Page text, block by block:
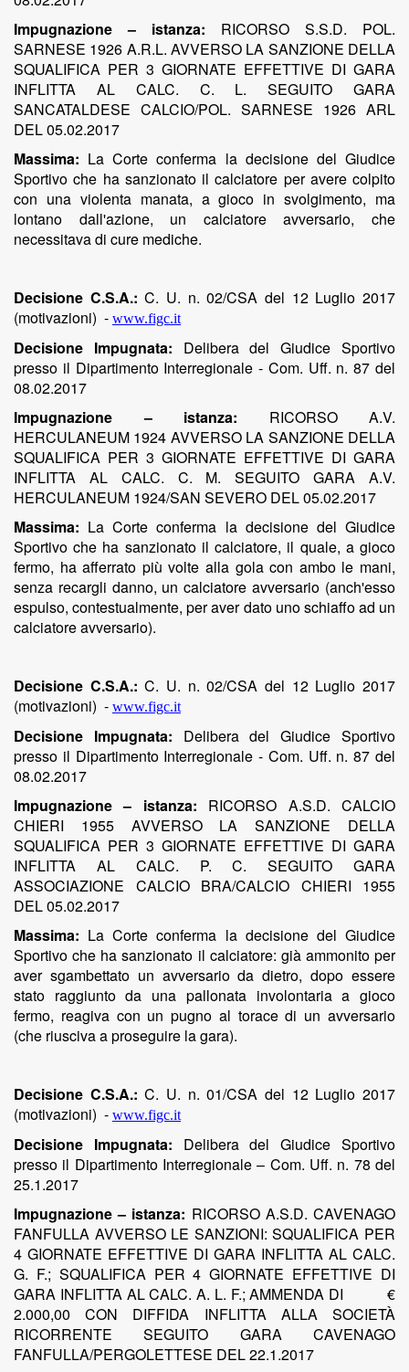
Impugnazione – istanza: RICORSO S.S.D. POL.
SARNESE 1926 A.R.L. AVVERSO LA SANZIONE DELLA
SQUALIFICA PER 3 GIORNATE EFFETTIVE DI GARA
INFLITTA AL CALC. C. L. SEGUITO GARA
SANCATALDESE CALCIO/POL. SARNESE 1926 ARL
DEL 05.02.2017
Massima: La Corte conferma la decisione del Giudice
Sportivo che ha sanzionato il calciatore per avere colpito
con una violenta manata, a gioco in svolgimento, ma
lontano dall'azione, un calciatore avversario, che
necessitava di cure mediche.
Decisione C.S.A.: C. U. n. 02/CSA del 12 Luglio 2017
(motivazioni) - www.figc.it
Decisione Impugnata: Delibera del Giudice Sportivo
presso il Dipartimento Interregionale - Com. Uff. n. 87 del
08.02.2017
Impugnazione – istanza: RICORSO A.V.
HERCULANEUM 1924 AVVERSO LA SANZIONE DELLA
SQUALIFICA PER 3 GIORNATE EFFETTIVE DI GARA
INFLITTA AL CALC. C. M. SEGUITO GARA A.V.
HERCULANEUM 1924/SAN SEVERO DEL 05.02.2017
Massima: La Corte conferma la decisione del Giudice
Sportivo che ha sanzionato il calciatore, il quale, a gioco
fermo, ha afferrato più volte alla gola con ambo le mani,
senza recargli danno, un calciatore avversario (anch'esso
espulso, contestualmente, per aver dato uno schiaffo ad un
calciatore avversario).
Decisione C.S.A.: C. U. n. 02/CSA del 12 Luglio 2017
(motivazioni) - www.figc.it
Decisione Impugnata: Delibera del Giudice Sportivo
presso il Dipartimento Interregionale - Com. Uff. n. 87 del
08.02.2017
Impugnazione – istanza: RICORSO A.S.D. CALCIO
CHIERI 1955 AVVERSO LA SANZIONE DELLA
SQUALIFICA PER 3 GIORNATE EFFETTIVE DI GARA
INFLITTA AL CALC. P. C. SEGUITO GARA
ASSOCIAZIONE CALCIO BRA/CALCIO CHIERI 1955
DEL 05.02.2017
Massima: La Corte conferma la decisione del Giudice
Sportivo che ha sanzionato il calciatore: già ammonito per
aver sgambettato un avversario da dietro, dopo essere
stato raggiunto da una pallonata involontaria a gioco
fermo, reagiva con un pugno al torace di un avversario
(che riusciva a proseguire la gara).
Decisione C.S.A.: C. U. n. 01/CSA del 12 Luglio 2017
(motivazioni) - www.figc.it
Decisione Impugnata: Delibera del Giudice Sportivo
presso il Dipartimento Interregionale – Com. Uff. n. 78 del
25.1.2017
Impugnazione – istanza: RICORSO A.S.D. CAVENAGO
FANFULLA AVVERSO LE SANZIONI: SQUALIFICA PER
4 GIORNATE EFFETTIVE DI GARA INFLITTA AL CALC.
G. F.; SQUALIFICA PER 4 GIORNATE EFFETTIVE DI
GARA INFLITTA AL CALC. A. L. F.; AMMENDA DI €
2.000,00 CON DIFFIDA INFLITTA ALLA SOCIETÀ
RICORRENTE SEGUITO GARA CAVENAGO
FANFULLA/PERGOLETTESE DEL 22.1.2017